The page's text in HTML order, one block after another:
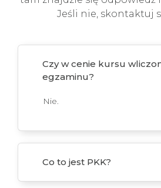
Jeśli nie, skontaktuj
Czy w cenie kursu
egzaminu?
Nie.
Co to jest PKK?